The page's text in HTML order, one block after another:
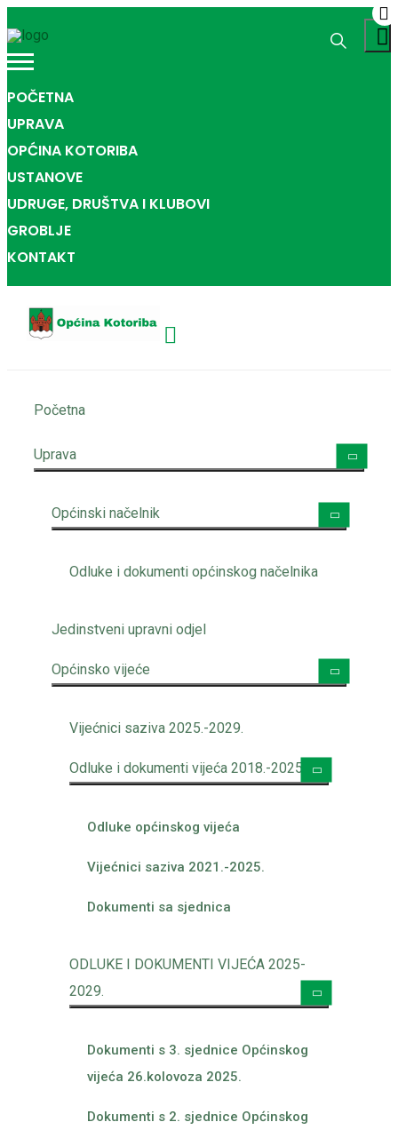
POČETNA
UPRAVA
OPĆINA KOTORIBA
USTANOVE
UDRUGE, DRUŠTVA I KLUBOVI
GROBLJE
KONTAKT
Početna
Uprava
Općinski načelnik
Odluke i dokumenti općinskog načelnika
Jedinstveni upravni odjel
Općinsko vijeće
Vijećnici saziva 2025.-2029.
Odluke i dokumenti vijeća 2018.-2025.
Odluke općinskog vijeća
Vijećnici saziva 2021.-2025.
Dokumenti sa sjednica
ODLUKE I DOKUMENTI VIJEĆA 2025-
2029.
Dokumenti s 3. sjednice Općinskog
vijeća 26.kolovoza 2025.
Dokumenti s 2. sjednice Općinskog